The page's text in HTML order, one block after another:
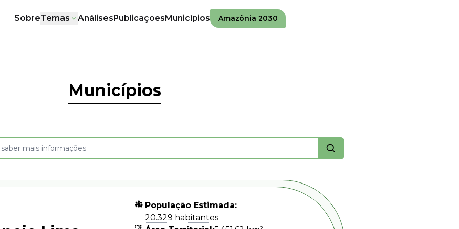
SobreTemas AnálisesPublicaçõesMunicípios Amazônia 2030
Municípios
População Estimada:
20.329 habitantes